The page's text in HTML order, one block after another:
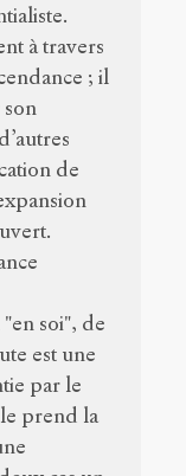
à travers
; il
son
de
soi", de
est une
par le
prend la